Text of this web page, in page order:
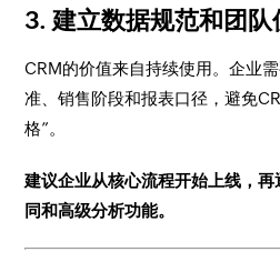
3. 建立数据规范和团队
CRM的价值来自持续使用。企业
准、销售阶段和报表口径，避免
格”。
建议企业从核心流程开始上线，
同和高级分析功能。